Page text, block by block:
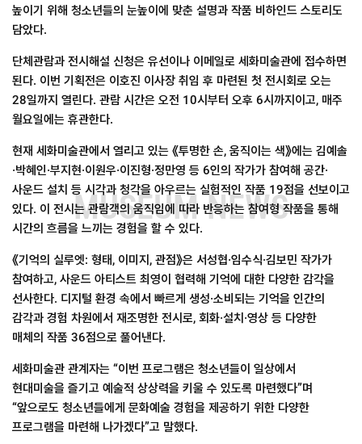
MUSEUM NEWS
높이기 위해 청소년들의 눈높이에 맞춘 설명과 작품 비하인드 스토리도
담았다.
단체관람과 전시해설 신청은 유선이나 이메일로 세화미술관에 접수하면
된다. 이번 기획전은 이호진 이사장 취임 후 마련된 첫 전시회로 오는
28일까지 열린다. 관람 시간은 오전 10시부터 오후 6시까지이고, 매주
월요일에는 휴관한다.
현재 세화미술관에서 열리고 있는 《투명한 손, 움직이는 색》에는 김예솔
·박혜인·부지현·이원우·이진형·정만영 등 6인의 작가가 참여해 공간·
사운드 설치 등 시각과 청각을 아우르는 실험적인 작품 19점을 선보이고
있다. 이 전시는 관람객의 움직임에 따라 반응하는 참여형 작품을 통해
시간의 흐름을 느끼는 경험을 할 수 있다.
《기억의 실루엣: 형태, 이미지, 관점》은 서성협·임수식·김보민 작가가
참여하고, 사운드 아티스트 최영이 협력해 기억에 대한 다양한 감각을
선사한다. 디지털 환경 속에서 빠르게 생성·소비되는 기억을 인간의
감각과 경험 차원에서 재조명한 전시로, 회화·설치·영상 등 다양한
매체의 작품 36점으로 풀어낸다.
세화미술관 관계자는 “이번 프로그램은 청소년들이 일상에서
현대미술을 즐기고 예술적 상상력을 키울 수 있도록 마련했다”며
“앞으로도 청소년들에게 문화예술 경험을 제공하기 위한 다양한
프로그램을 마련해 나가겠다”고 말했다.